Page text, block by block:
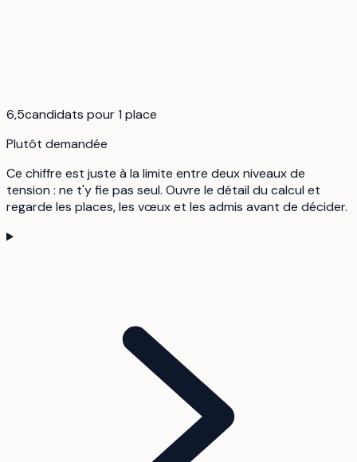
6,5candidats pour 1 place
Plutôt demandée
Ce chiffre est juste à la limite entre deux niveaux de
tension : ne t'y fie pas seul. Ouvre le détail du calcul et
regarde les places, les vœux et les admis avant de décider.